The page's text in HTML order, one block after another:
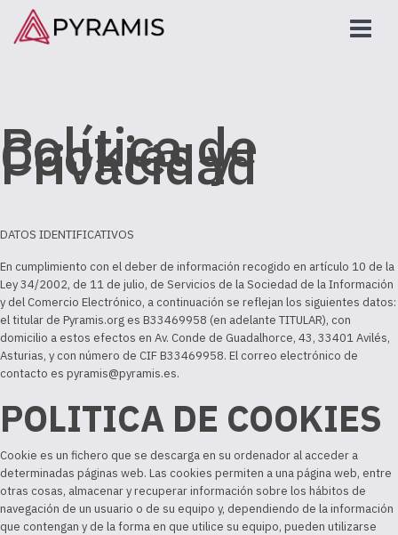
Política de
Cookies y
Privacidad
DATOS IDENTIFICATIVOS
En cumplimiento con el deber de información recogido en artículo 10 de la
Ley 34/2002, de 11 de julio, de Servicios de la Sociedad de la Información
y del Comercio Electrónico, a continuación se reflejan los siguientes datos:
el titular de Pyramis.org es B33469958 (en adelante TITULAR), con
domicilio a estos efectos en Av. Conde de Guadalhorce, 43, 33401 Avilés,
Asturias, y con número de CIF B33469958. El correo electrónico de
contacto es pyramis@pyramis.es.
POLITICA DE COOKIES
Cookie es un fichero que se descarga en su ordenador al acceder a
determinadas páginas web. Las cookies permiten a una página web, entre
otras cosas, almacenar y recuperar información sobre los hábitos de
navegación de un usuario o de su equipo y, dependiendo de la información
que contengan y de la forma en que utilice su equipo, pueden utilizarse